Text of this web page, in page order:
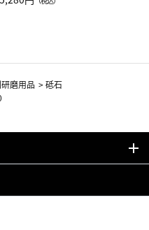
磨用品 >砥石